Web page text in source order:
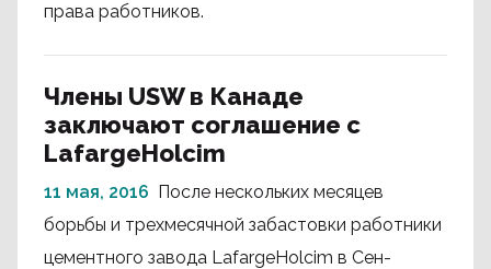
права работников.
Члены USW в Канаде
заключают соглашение с
LafargeHolcim
11 мая, 2016 После нескольких месяцев
борьбы и трехмесячной забастовки работники
цементного завода LafargeHolcim в Сен-